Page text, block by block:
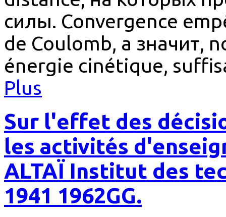
силы. Convergence
de Coulomb, а значит,
énergie cinétique,
Plus
Sur l'effet des
les activités
ALTAÏ Institut des
1941 1962GG.